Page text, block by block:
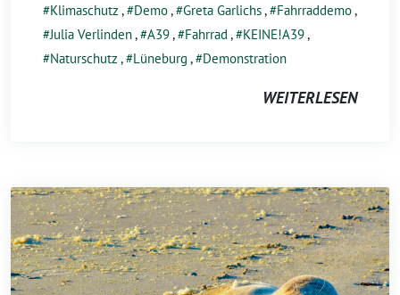
Klimaschutz , Demo, Greta Garlichs, Fahrraddemo,
Julia Verlinden, A39, Fahrrad , KEINE!A39,
Naturschutz , Lüneburg , Demonstration
WEITERLESEN